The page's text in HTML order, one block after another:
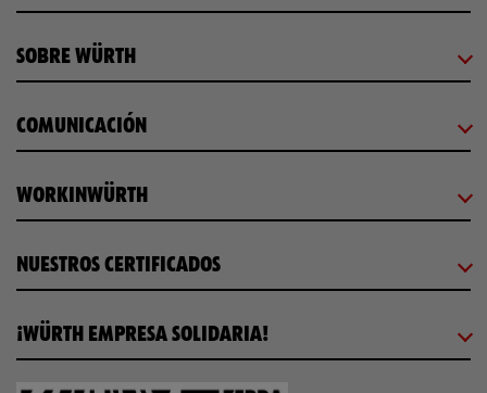
SOBRE WÜRTH
COMUNICACIÓN
WORKINWÜRTH
NUESTROS CERTIFICADOS
¡WÜRTH EMPRESA SOLIDARIA!